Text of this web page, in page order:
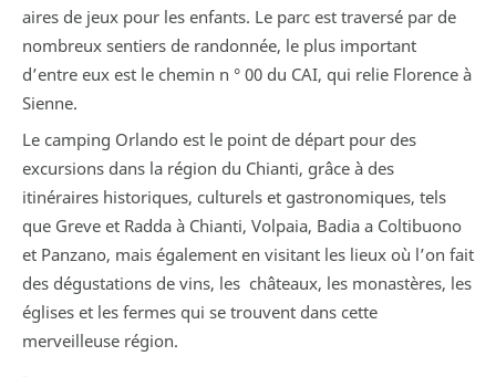
aires de jeux pour les enfants. Le parc est traversé par de
nombreux sentiers de randonnée, le plus important
d’entre eux est le chemin n ° 00 du CAI, qui relie Florence à
Sienne.
Le camping Orlando est le point de départ pour des
excursions dans la région du Chianti, grâce à des
itinéraires historiques, culturels et gastronomiques, tels
que Greve et Radda à Chianti, Volpaia, Badia a Coltibuono
et Panzano, mais également en visitant les lieux où l’on fait
des dégustations de vins, les châteaux, les monastères, les
églises et les fermes qui se trouvent dans cette
merveilleuse région.